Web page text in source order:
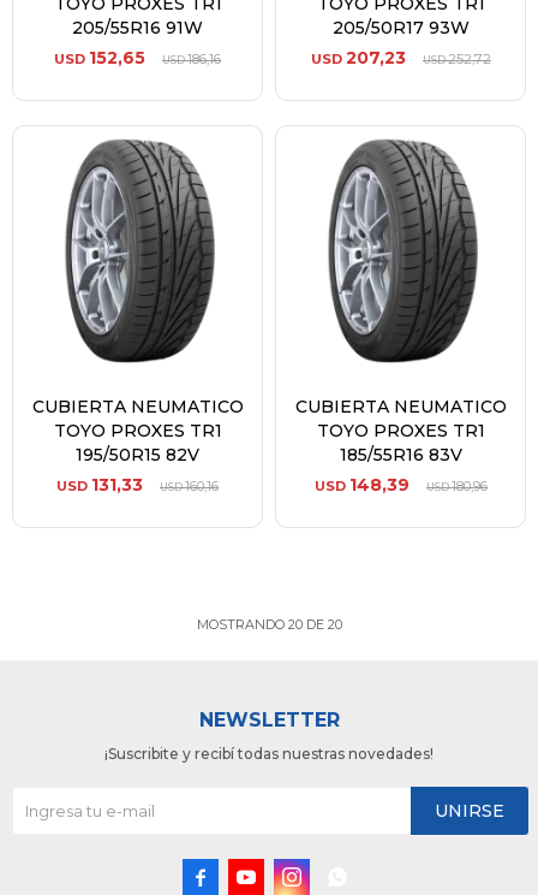
205/55R16 91W
USD 152,65 USD186,16
205/50R17 93W
USD 207,23 USD252,72
CUBIERTA NEUMATICO
TOYO PROXES TR1
195/50R15 82V
USD 131,33 USD160,16
CUBIERTA NEUMATICO
TOYO PROXES TR1
185/55R16 83V
USD 148,39 USD180,96
MOSTRANDO 20DE 20
NEWSLETTER
¡Suscribite y recibí todas nuestras novedades!
UNIRSE
  